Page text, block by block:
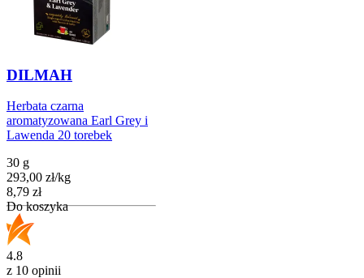
DILMAH
Herbata czarna
aromatyzowana Earl Grey i
Lawenda 20 torebek
30 g
293,00 zł/kg
Cena
8,79 zł
Do koszyka
4.8
z 10 opinii